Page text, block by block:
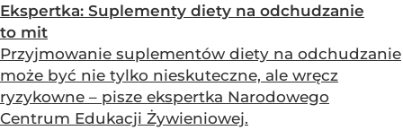
Ekspertka: Suplementy diety na odchudzanie
to mit
Przyjmowanie suplementów diety na odchudzanie
może być nie tylko nieskuteczne, ale wręcz
ryzykowne – pisze ekspertka Narodowego
Centrum Edukacji Żywieniowej.